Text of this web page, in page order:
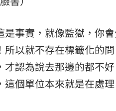
事實，就像監獄，你
以就不存在標籤化的問
認為說去那邊的都不好
個單位本來就是在處理